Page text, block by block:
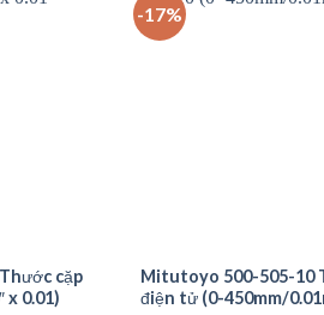
cặp
x 0.01)
-17%
Mitutoyo 500-505-10
điện tử (0-450mm/